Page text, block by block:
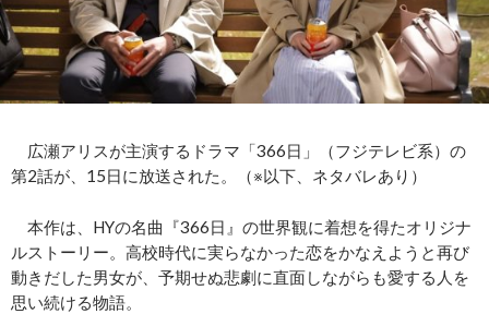
広瀬アリスが主演するドラマ「366日」（フジテレビ系）の
第2話が、15日に放送された。（※以下、ネタバレあり）
本作は、HYの名曲『366日』の世界観に着想を得たオリジナ
ルストーリー。高校時代に実らなかった恋をかなえようと再び
動きだした男女が、予期せぬ悲劇に直面しながらも愛する人を
思い続ける物語。